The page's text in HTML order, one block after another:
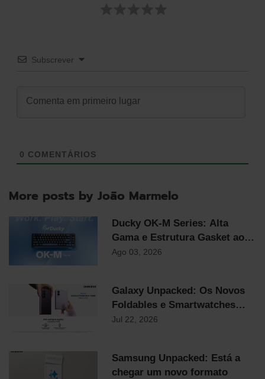
Subscrever
0 COMENTÁRIOS
More posts by João Marmelo
Ducky OK-M Series: Alta
Gama e Estrutura Gasket ao
Preço Mais Competitivo do
Ago 03, 2026
Galaxy Unpacked: Os Novos
Foldables e Smartwatches
Samsung já chegaram!
Jul 22, 2026
Samsung Unpacked: Está a
chegar um novo formato